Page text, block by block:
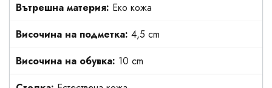
Вътрешна материя: Еко кожа
Височина на подметка: 4,5 cm
Височина на обувка: 10 cm